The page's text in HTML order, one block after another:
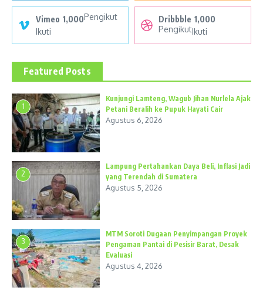
Vimeo 1,000Pengikut
Ikuti
Dribbble 1,000
PengikutIkuti
Featured Posts
1
Kunjungi Lamteng, Wagub Jihan Nurlela Ajak
Petani Beralih ke Pupuk Hayati Cair
Agustus 6, 2026
2
Lampung Pertahankan Daya Beli, Inflasi Jadi
yang Terendah di Sumatera
Agustus 5, 2026
3
MTM Soroti Dugaan Penyimpangan Proyek
Pengaman Pantai di Pesisir Barat, Desak
Evaluasi
Agustus 4, 2026